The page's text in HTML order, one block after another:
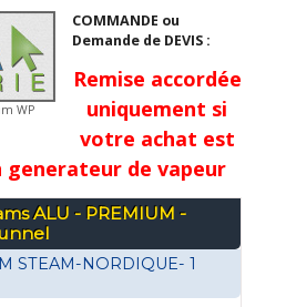
WP
COMMANDE ou
Demande de DEVIS :
Remise accordée
uniquement si
votre achat est
generateur de vapeur
ALU - PREMIUM -
STEAM-NORDIQUE- 1